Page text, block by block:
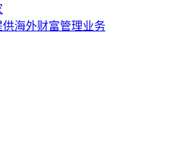
海外财富管理业务